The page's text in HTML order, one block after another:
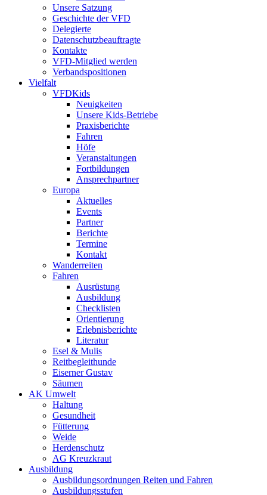
Unsere Satzung
Geschichte der VFD
Delegierte
Datenschutzbeauftragte
Kontakte
VFD-Mitglied werden
Verbandspositionen
Vielfalt
VFDKids
Neuigkeiten
Unsere Kids-Betriebe
Praxisberichte
Fahren
Höfe
Veranstaltungen
Fortbildungen
Ansprechpartner
Europa
Aktuelles
Events
Partner
Berichte
Termine
Kontakt
Wanderreiten
Fahren
Ausrüstung
Ausbildung
Checklisten
Orientierung
Erlebnisberichte
Literatur
Esel & Mulis
Reitbegleithunde
Eiserner Gustav
Säumen
AK Umwelt
Haltung
Gesundheit
Fütterung
Weide
Herdenschutz
AG Kreuzkraut
Ausbildung
Ausbildungsordnungen Reiten und Fahren
Ausbildungsstufen